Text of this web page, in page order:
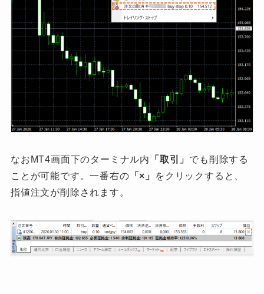
なおMT4画面下のターミナル内 「取引」 でも削除する
ことが可能です。一番右の 「×」
をクリックすると、
指値注文が削除されます。